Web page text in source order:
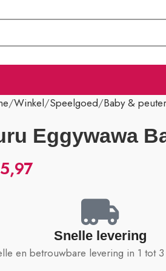
Winkel Speelgoed Baby & peuter
Eggywawa
Snelle levering
en betrouwbare levering in 1 tot